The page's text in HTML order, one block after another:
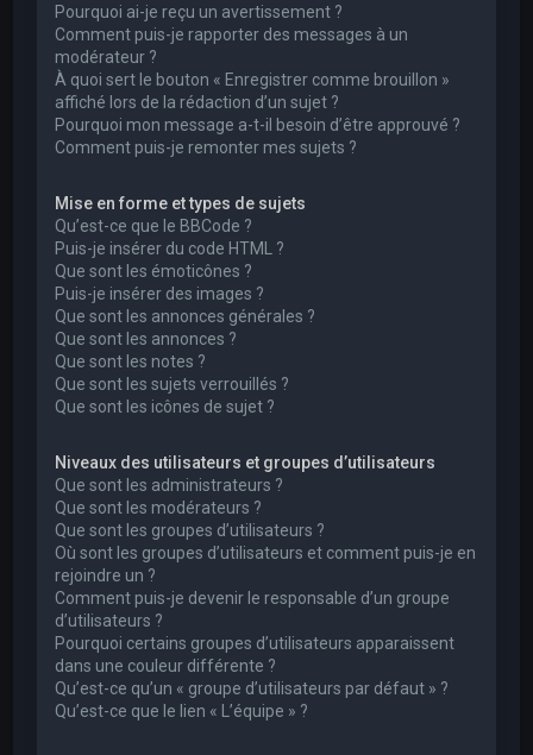
Pourquoi ai-je reçu un avertissement ?
Comment puis-je rapporter des messages à un
modérateur ?
À quoi sert le bouton « Enregistrer comme brouillon »
affiché lors de la rédaction d’un sujet ?
Pourquoi mon message a-t-il besoin d’être approuvé ?
Comment puis-je remonter mes sujets ?
Mise en forme et types de sujets
Qu’est-ce que le BBCode ?
Puis-je insérer du code HTML ?
Que sont les émoticônes ?
Puis-je insérer des images ?
Que sont les annonces générales ?
Que sont les annonces ?
Que sont les notes ?
Que sont les sujets verrouillés ?
Que sont les icônes de sujet ?
Niveaux des utilisateurs et groupes d’utilisateurs
Que sont les administrateurs ?
Que sont les modérateurs ?
Que sont les groupes d’utilisateurs ?
Où sont les groupes d’utilisateurs et comment puis-je en
rejoindre un ?
Comment puis-je devenir le responsable d’un groupe
d’utilisateurs ?
Pourquoi certains groupes d’utilisateurs apparaissent
dans une couleur différente ?
Qu’est-ce qu’un « groupe d’utilisateurs par défaut » ?
Qu’est-ce que le lien « L’équipe » ?